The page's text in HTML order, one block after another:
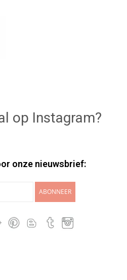
op Instagram?
onze nieuwsbrief:
ABONNEER